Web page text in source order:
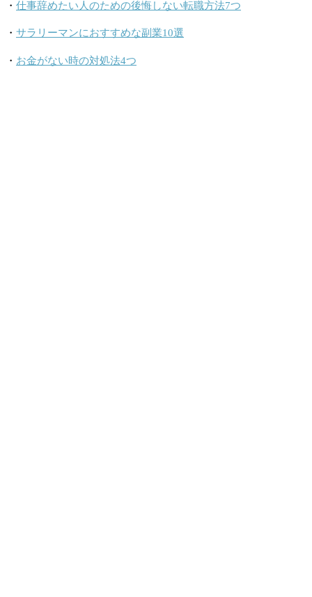
・ 仕事辞めたい人のための後悔しない転職方法7つ
・ サラリーマンにおすすめな副業10選
・ お金がない時の対処法4つ